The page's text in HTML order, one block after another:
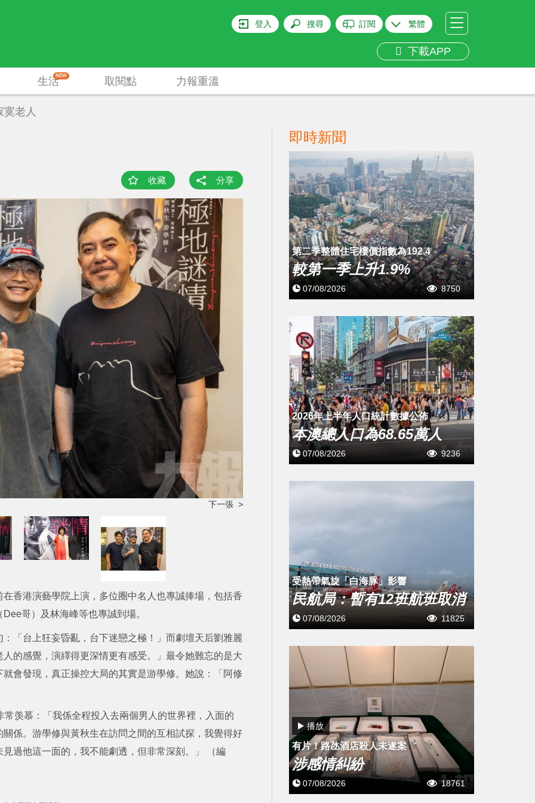
登入 搜尋 訂閱 繁體
下載APP
生活NEW 取閱點 力報重溫
寞老人
收藏 分享
下一張 >
香港演藝學院上演，多位圈中名人也專誠捧場，包括香
哥）及林海峰等也專誠到場。
「台上狂妄昏亂，台下迷戀之極！」而劇壇天后劉雅麗
的感覺，演繹得更深情更有感受。」最令她難忘的是大
會發現，真正操控大局的其實是游學修。她說：「阿修
羡慕：「我係全程投入去兩個男人的世界裡，入面的
係。游學修與黃秋生在訪問之間的互相試探，我覺得好
過他這一面的，我不能劇透，但非常深刻。」 （編
即時新聞
第二季整體住宅樓價指數為192.4
較第一季上升1.9%
07/08/2026 8750
2026年上半年人口統計數據公佈
本澳總人口為68.65萬人
07/08/2026 9236
受熱帶氣旋「白海豚」影響
民航局：暫有12班航班取消
07/08/2026 11825
播放
有片！路氹酒店殺人未遂案
涉感情糾紛
07/08/2026 18761